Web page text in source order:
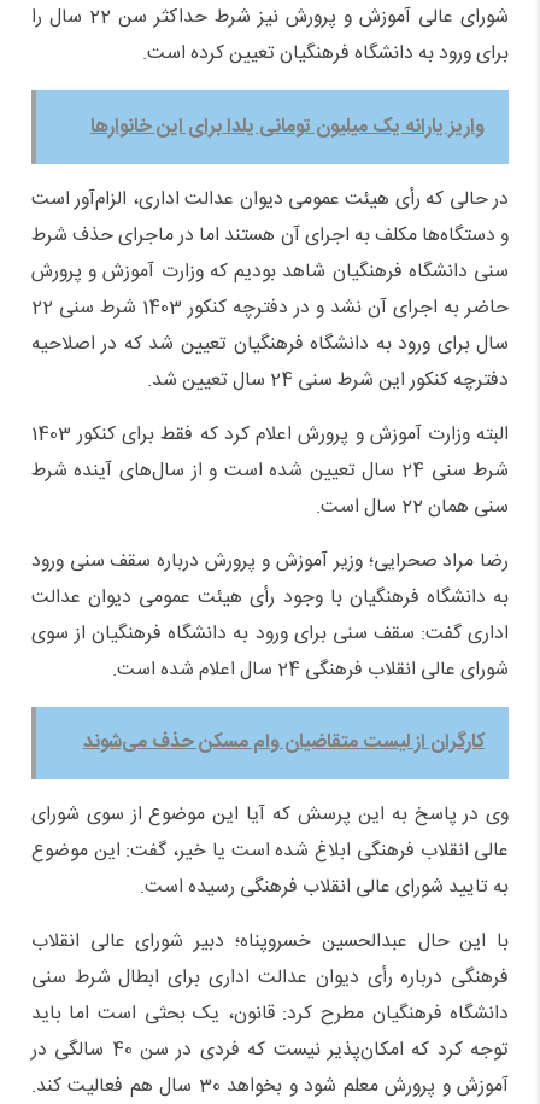
شورای عالی آموزش و پرورش نیز شرط حداکثر سن 22 سال را
برای ورود به دانشگاه فرهنگیان تعیین کرده است.
واریز یارانه یک میلیون تومانی یلدا برای این خانوارها
در حالی که رأی هیئت عمومی دیوان عدالت اداری، الزام‌آور است
و دستگاه‌ها مکلف به اجرای آن هستند اما در ماجرای حذف شرط
سنی دانشگاه فرهنگیان شاهد بودیم که وزارت آموزش و پرورش
حاضر به اجرای آن نشد و در دفترچه کنکور 1403 شرط سنی 22
سال برای ورود به دانشگاه فرهنگیان تعیین شد که در اصلاحیه
دفترچه کنکور این شرط سنی 24 سال تعیین شد.
البته وزارت آموزش و پرورش اعلام کرد که فقط برای کنکور 1403
شرط سنی 24 سال تعیین شده است و از سال‌های آینده شرط
سنی همان 22 سال است.
رضا مراد صحرایی؛ وزیر آموزش و پرورش درباره سقف سنی ورود
به دانشگاه فرهنگیان با وجود رأی هیئت عمومی دیوان عدالت
اداری گفت: سقف سنی برای ورود به دانشگاه فرهنگیان از سوی
شورای عالی انقلاب فرهنگی 24 سال اعلام شده است.
کارگران از لیست متقاضیان وام مسکن حذف می‌شوند
وی در پاسخ به این پرسش که آیا این موضوع از سوی شورای
عالی انقلاب فرهنگی ابلاغ شده است یا خیر، گفت: این موضوع
به تایید شورای عالی انقلاب فرهنگی رسیده است.
با این حال عبدالحسین خسروپناه؛ دبیر شورای عالی انقلاب
فرهنگی درباره رأی دیوان عدالت اداری برای ابطال شرط سنی
دانشگاه فرهنگیان مطرح کرد: قانون، یک بحثی است اما باید
توجه کرد که امکان‌پذیر نیست که فردی در سن 40 سالگی در
آموزش و پرورش معلم شود و بخواهد 30 سال هم فعالیت کند.